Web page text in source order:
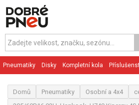
Pneumatiky Disky Kompletní kola
Domů Pneumatiky Osobní a 4x4